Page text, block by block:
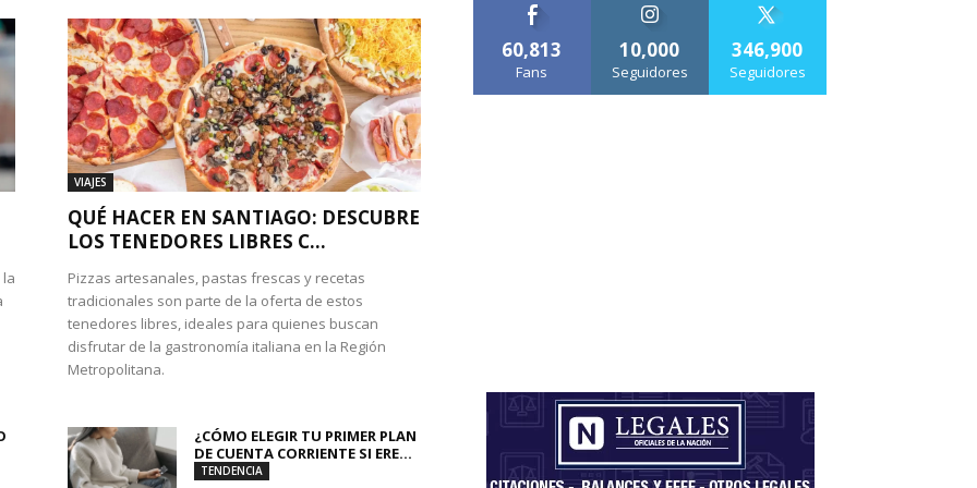
VIAJES
QUÉ HACER EN SANTIAGO: DESCUBRE
LOS TENEDORES LIBRES C...
Pizzas artesanales, pastas frescas y recetas
tradicionales son parte de la oferta de estos
tenedores libres, ideales para quienes buscan
disfrutar de la gastronomía italiana en la Región
Metropolitana.
¿CÓMO ELEGIR TU PRIMER PLAN
DE CUENTA CORRIENTE SI ERE...
TENDENCIA
60,813
Fans
10,000
Seguidores
346,900
Seguidores